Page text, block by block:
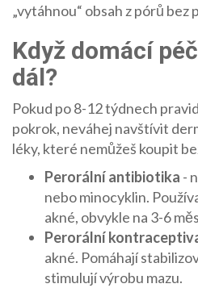
„vytáhnou“ obsah z pórů bez
Když domácí
dál?
Pokud po 8-12 týdnech
pokrok, neváhej navštívit
léky, které nemůžeš koupit
Perorální antibiotika -
nebo minocyklin.
akné, obvykle na 3-6
Perorální
akné. Pomáhají
stimulují výrobu mazu.